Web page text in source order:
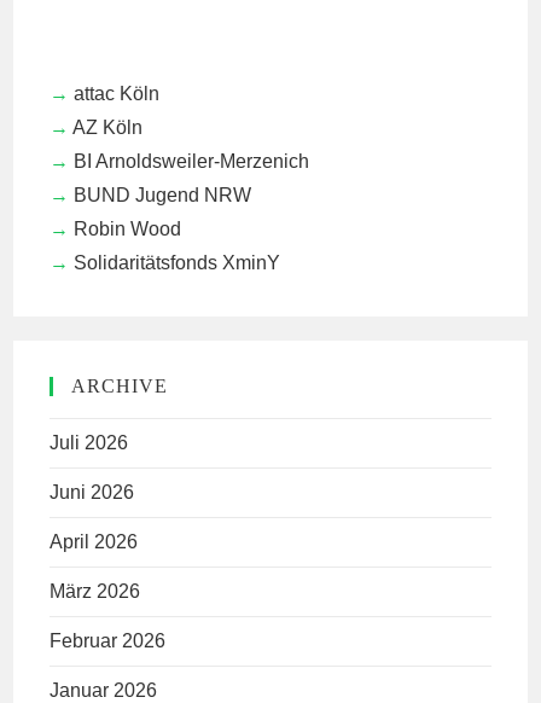
attac Köln
AZ Köln
BI Arnoldsweiler-Merzenich
BUND Jugend NRW
Robin Wood
Solidaritätsfonds XminY
ARCHIVE
Juli 2026
Juni 2026
April 2026
März 2026
Februar 2026
Januar 2026